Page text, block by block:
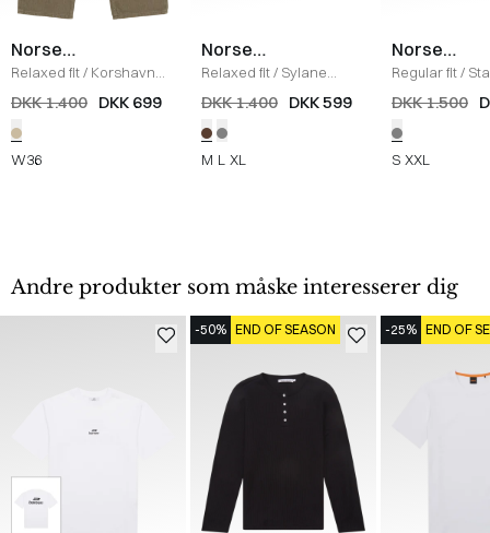
Norse
Projects
Relaxed fit/ Korshavn
Relaxed Jeans /KHAKI
DKK 1.400 DKK 699
W36
Norse
Projects
Relaxed fit/ Sylane
Jersey Polo
BRUN
DKK 1.400 DKK 599
M L XL
Norse
Projects
Regular fit/
Strik / GREY
DKK 1.500
S XXL
Andre produkter som måske interesserer dig
-50% END OF SEASON -25% END OF